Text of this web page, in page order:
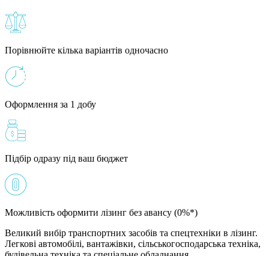
Порівнюйте кілька варіантів одночасно
Оформлення за 1 добу
Підбір одразу під ваш бюджет
Можливість оформити лізинг без авансу (0%*)
Великий вибір транспортних засобів та спецтехніки в лізинг.
Легкові автомобілі, вантажівки, сільськогосподарська техніка,